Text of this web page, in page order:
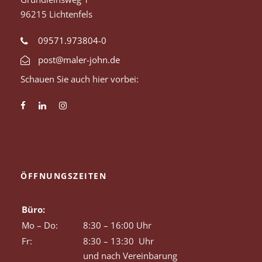
96215 Lichtenfels
09571.973804-0
post@maler-john.de
Schauen Sie auch hier vorbei:
ÖFFNUNGSZEITEN
Büro:
Mo – Do:
8:30 – 16:00 Uhr
Fr:
8:30 – 13:30 Uhr
und nach Vereinbarung